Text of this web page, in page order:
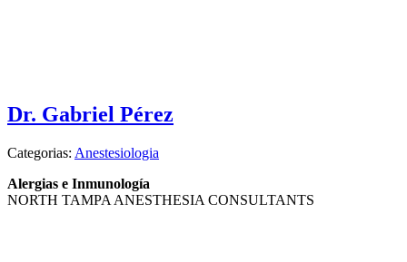
Dr. Gabriel Pérez
Categorias: Anestesiologia
Alergias e Inmunología
NORTH TAMPA ANESTHESIA CONSULTANTS